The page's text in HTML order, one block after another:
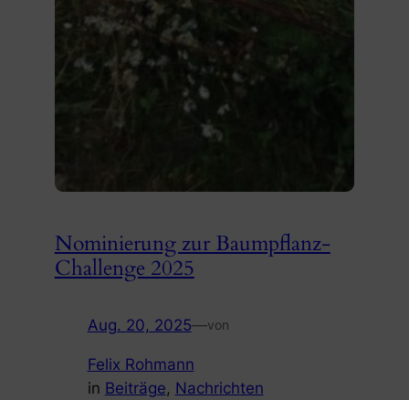
Nominierung zur Baumpflanz-
Challenge 2025
Aug. 20, 2025—von
Felix Rohmann
in Beiträge, Nachrichten